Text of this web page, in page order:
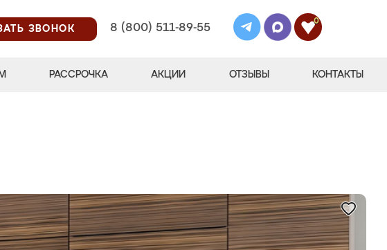
ЗВОНОК
8 (800) 511-89-55
0
РАССРОЧКА АКЦИИ ОТЗЫВЫ КОНТАКТЫ